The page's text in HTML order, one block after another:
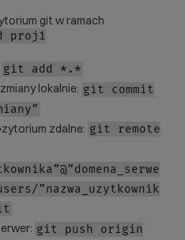
git w ramach
proj1
git add *.*
lokalnie: git commit
zdalne: git remote
”nazwa_uzytkownik
git push origin